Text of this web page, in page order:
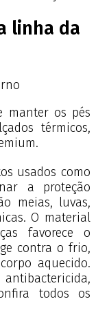
linha da
manter os pés
térmicos,
usados como
a proteção
meias, luvas,
O material
favorece o
contra o frio,
aquecido.
todos os